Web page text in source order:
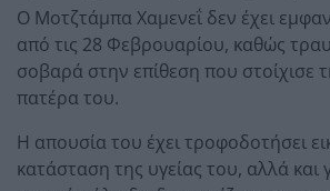
Ο Μοτζτάμπα Χαμενεΐ δεν έχει
από τις 28 Φεβρουαρίου, καθώς
σοβαρά στην επίθεση που στοίχισε
πατέρα του.
Η απουσία του έχει τροφοδοτήσει
κατάσταση της υγείας του, αλλά και